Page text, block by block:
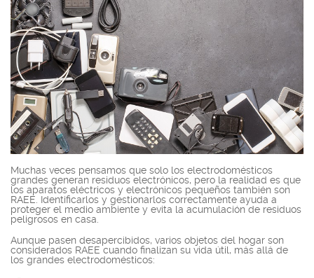
Muchas veces pensamos que solo los electrodomésticos
grandes generan residuos electrónicos, pero la realidad es que
los aparatos eléctricos y electrónicos pequeños también son
RAEE. Identificarlos y gestionarlos correctamente ayuda a
proteger el medio ambiente y evita la acumulación de residuos
peligrosos en casa.
Aunque pasen desapercibidos, varios objetos del hogar son
considerados RAEE cuando finalizan su vida útil, más allá de
los grandes electrodomésticos: